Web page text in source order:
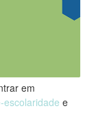
em
escolaridade e